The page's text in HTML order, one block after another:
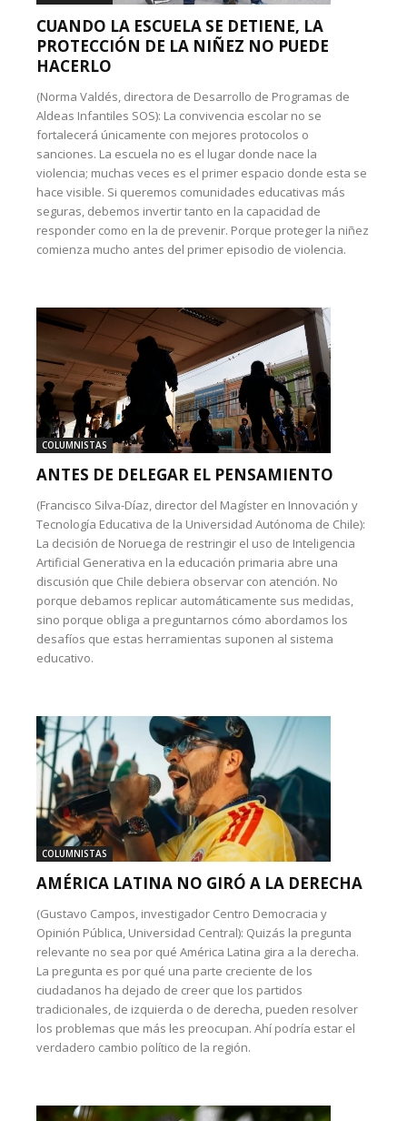
CUANDO LA ESCUELA SE DETIENE, LA
PROTECCIÓN DE LA NIÑEZ NO PUEDE
HACERLO
(Norma Valdés, directora de Desarrollo de Programas de
Aldeas Infantiles SOS): La convivencia escolar no se
fortalecerá únicamente con mejores protocolos o
sanciones. La escuela no es el lugar donde nace la
violencia; muchas veces es el primer espacio donde esta se
hace visible. Si queremos comunidades educativas más
seguras, debemos invertir tanto en la capacidad de
responder como en la de prevenir. Porque proteger la niñez
comienza mucho antes del primer episodio de violencia.
COLUMNISTAS
ANTES DE DELEGAR EL PENSAMIENTO
(Francisco Silva-Díaz, director del Magíster en Innovación y
Tecnología Educativa de la Universidad Autónoma de Chile):
La decisión de Noruega de restringir el uso de Inteligencia
Artificial Generativa en la educación primaria abre una
discusión que Chile debiera observar con atención. No
porque debamos replicar automáticamente sus medidas,
sino porque obliga a preguntarnos cómo abordamos los
desafíos que estas herramientas suponen al sistema
educativo.
COLUMNISTAS
AMÉRICA LATINA NO GIRÓ A LA DERECHA
(Gustavo Campos, investigador Centro Democracia y
Opinión Pública, Universidad Central): Quizás la pregunta
relevante no sea por qué América Latina gira a la derecha.
La pregunta es por qué una parte creciente de los
ciudadanos ha dejado de creer que los partidos
tradicionales, de izquierda o de derecha, pueden resolver
los problemas que más les preocupan. Ahí podría estar el
verdadero cambio político de la región.